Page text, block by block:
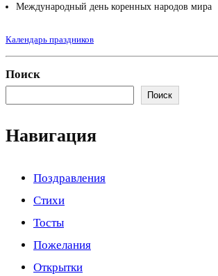
Международный день коренных народов мира
Календарь праздников
Поиск
Поиск
Навигация
Поздравления
Стихи
Тосты
Пожелания
Открытки